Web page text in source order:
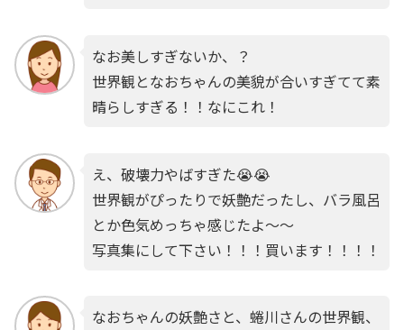
なお美しすぎないか、？
世界観となおちゃんの美貌が合いすぎてて素
晴らしすぎる！！なにこれ！
え、破壊力やばすぎた😭😭
世界観がぴったりで妖艶だったし、バラ風呂
とか色気めっちゃ感じたよ〜〜
写真集にして下さい！！！買います！！！！
なおちゃんの妖艶さと、蜷川さんの世界観、